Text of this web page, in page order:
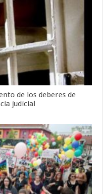
de los deberes de
judicial